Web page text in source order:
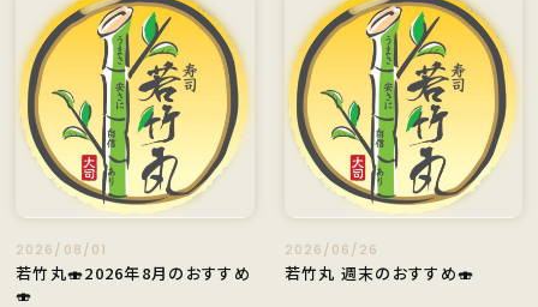
2026/08/01
若竹丸🍣2026年8月のおすすめ
🍣
2026/06/26
若竹丸 週末のおすすめ🍣